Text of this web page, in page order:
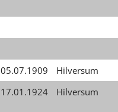
05.07.1909
Hilversum
17.01.1924 Hilversum